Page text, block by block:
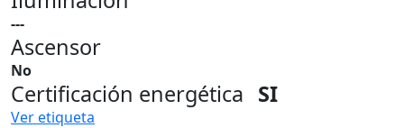
---
Ascensor
No
Certificación energética SI
Ver etiqueta